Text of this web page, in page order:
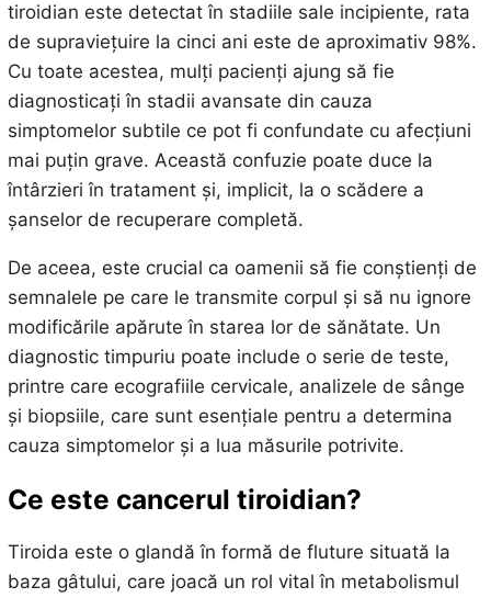
tiroidian este detectat în stadiile sale incipiente, rata
de supraviețuire la cinci ani este de aproximativ 98%.
Cu toate acestea, mulți pacienți ajung să fie
diagnosticați în stadii avansate din cauza
simptomelor subtile ce pot fi confundate cu afecțiuni
mai puțin grave. Această confuzie poate duce la
întârzieri în tratament și, implicit, la o scădere a
șanselor de recuperare completă.
De aceea, este crucial ca oamenii să fie conștienți de
semnalele pe care le transmite corpul și să nu ignore
modificările apărute în starea lor de sănătate. Un
diagnostic timpuriu poate include o serie de teste,
printre care ecografiile cervicale, analizele de sânge
și biopsiile, care sunt esențiale pentru a determina
cauza simptomelor și a lua măsurile potrivite.
Ce este cancerul tiroidian?
Tiroida este o glandă în formă de fluture situată la
baza gâtului, care joacă un rol vital în metabolismul